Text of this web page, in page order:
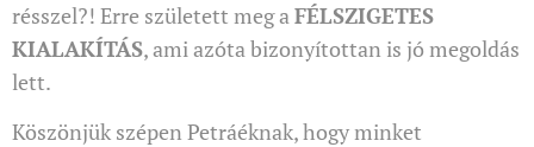
résszel?! Erre született meg aFÉLSZIGETES
KIALAKÍTÁS, ami azóta bizonyítottan is jó megoldás
lett.
Köszönjük szépen Petráéknak, hogy minket